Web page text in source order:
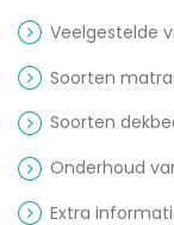
Veelgestelde
Soorten
Soorten
Onderhoud
Extra